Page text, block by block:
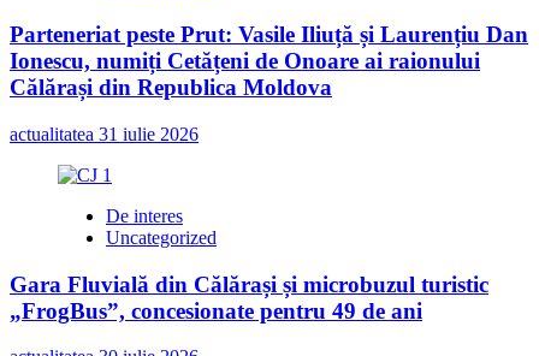
Parteneriat peste Prut: Vasile Iliuță și Laurențiu Dan
Ionescu, numiți Cetățeni de Onoare ai raionului
Călărași din Republica Moldova
actualitatea 31 iulie 2026
De interes
Uncategorized
Gara Fluvială din Călărași și microbuzul turistic
„FrogBus”, concesionate pentru 49 de ani